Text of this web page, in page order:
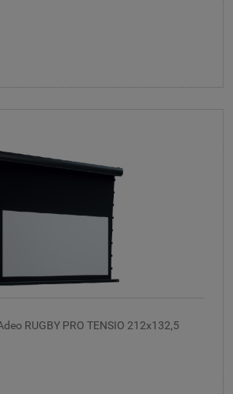
RUGBY PRO TENSIO 212x132,5